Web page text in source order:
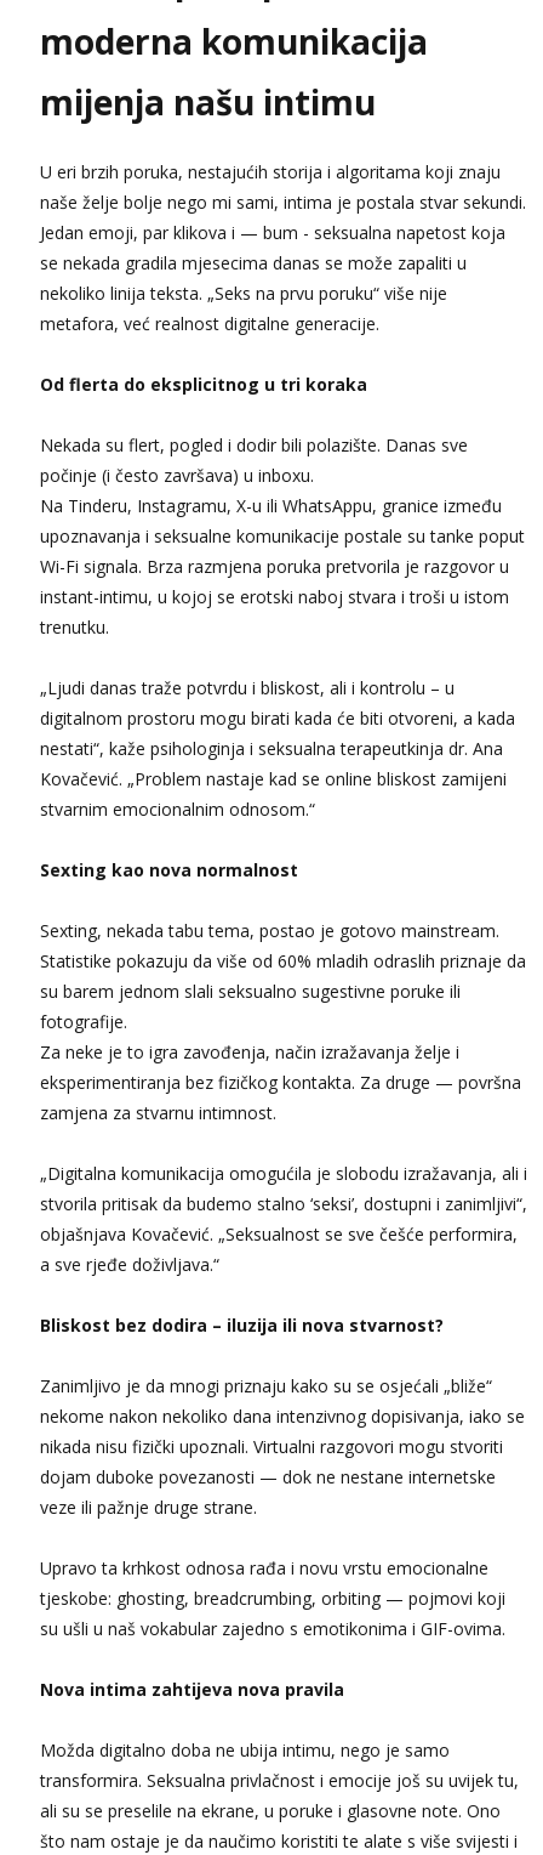
064/677-677
Čekam tvoj poziv!
tel:0,93€ - mob:1,12€ min
Anđela
Čekam tvoj poziv!
Tel: 064/677-677
- Kod: #142
tel:0,93€ - mob:1,12€ min
moderna komunikacija
mijenja našu intimu
U eri brzih poruka, nestajućih storija i algoritama koji znaju
naše želje bolje nego mi sami, intima je postala stvar sekundi.
Jedan emoji, par klikova i — bum - seksualna napetost koja
se nekada gradila mjesecima danas se može zapaliti u
nekoliko linija teksta. „Seks na prvu poruku“ više nije
metafora, već realnost digitalne generacije.
Od flerta do eksplicitnog u tri koraka
Nekada su flert, pogled i dodir bili polazište. Danas sve
počinje (i često završava) u inboxu.
Na Tinderu, Instagramu, X-u ili WhatsAppu, granice između
upoznavanja i seksualne komunikacije postale su tanke poput
Wi-Fi signala. Brza razmjena poruka pretvorila je razgovor u
instant-intimu, u kojoj se erotski naboj stvara i troši u istom
trenutku.
„Ljudi danas traže potvrdu i bliskost, ali i kontrolu – u
digitalnom prostoru mogu birati kada će biti otvoreni, a kada
nestati“, kaže psihologinja i seksualna terapeutkinja dr. Ana
Kovačević. „Problem nastaje kad se online bliskost zamijeni
stvarnim emocionalnim odnosom.“
Sexting kao nova normalnost
Sexting, nekada tabu tema, postao je gotovo mainstream.
Statistike pokazuju da više od 60% mladih odraslih priznaje da
su barem jednom slali seksualno sugestivne poruke ili
fotografije.
Za neke je to igra zavođenja, način izražavanja želje i
eksperimentiranja bez fizičkog kontakta. Za druge — površna
zamjena za stvarnu intimnost.
„Digitalna komunikacija omogućila je slobodu izražavanja, ali i
stvorila pritisak da budemo stalno ‘seksi’, dostupni i zanimljivi“,
objašnjava Kovačević. „Seksualnost se sve češće performira,
a sve rjeđe doživljava.“
Bliskost bez dodira – iluzija ili nova stvarnost?
Zanimljivo je da mnogi priznaju kako su se osjećali „bliže“
nekome nakon nekoliko dana intenzivnog dopisivanja, iako se
nikada nisu fizički upoznali. Virtualni razgovori mogu stvoriti
dojam duboke povezanosti — dok ne nestane internetske
veze ili pažnje druge strane.
Upravo ta krhkost odnosa rađa i novu vrstu emocionalne
tjeskobe: ghosting, breadcrumbing, orbiting — pojmovi koji
su ušli u naš vokabular zajedno s emotikonima i GIF-ovima.
Nova intima zahtijeva nova pravila
Možda digitalno doba ne ubija intimu, nego je samo
transformira. Seksualna privlačnost i emocije još su uvijek tu,
ali su se preselile na ekrane, u poruke i glasovne note. Ono
što nam ostaje je da naučimo koristiti te alate s više svijesti i